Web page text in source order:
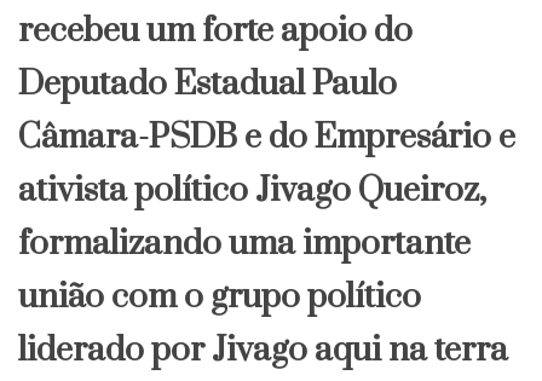
recebeu um forte apoio do
Deputado Estadual Paulo
Câmara-PSDB e do Empresário e
ativista político Jivago Queiroz,
formalizando uma importante
união com o grupo político
liderado por Jivago aqui na terra